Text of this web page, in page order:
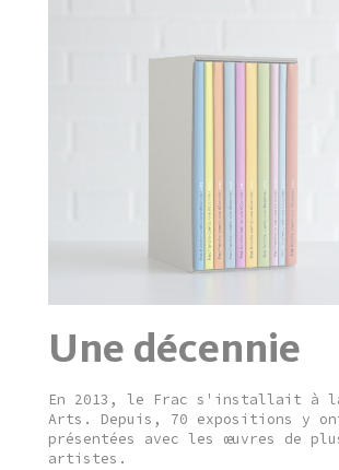
Une décennie
En 2013, le Frac s'installait à
Arts. Depuis, 70 expositions y
présentées avec les œuvres de
artistes.